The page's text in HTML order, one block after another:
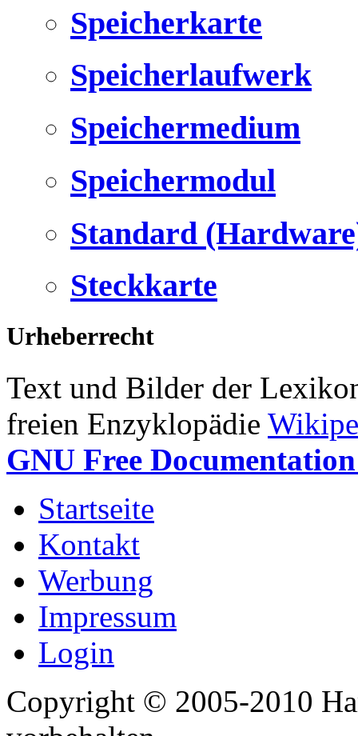
Speicherkarte
Speicherlaufwerk
Speichermedium
Speichermodul
Standard
Steckkarte
Urheberrecht
Text und Bilder der
freien Enzyklopädie
GNU Free
Startseite
Kontakt
Werbung
Impressum
Login
Copyright © 2005-2010